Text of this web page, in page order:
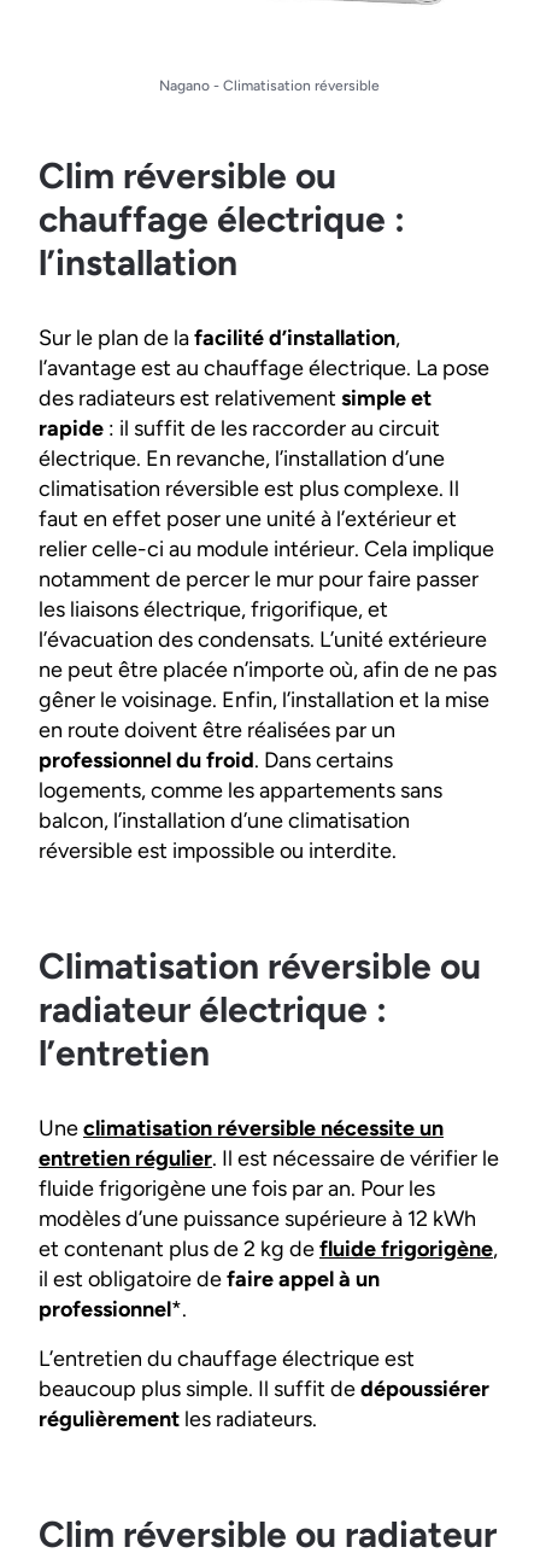
Nagano - Climatisation réversible
Clim réversible ou
chauffage électrique :
l’installation
Sur le plan de lafacilité d’installation,
l’avantage est au chauffage électrique. La pose
des radiateurs est relativement simple et
rapide : il suffit de les raccorder au circuit
électrique. En revanche, l’installation d’une
climatisation réversible est plus complexe. Il
faut en effet poser une unité à l’extérieur et
relier celle-ci au module intérieur. Cela implique
notamment de percer le mur pour faire passer
les liaisons électrique, frigorifique, et
l’évacuation des condensats. L’unité extérieure
ne peut être placée n’importe où, afin de ne pas
gêner le voisinage. Enfin, l’installation et la mise
en route doivent être réalisées par un
professionnel du froid. Dans certains
logements, comme les appartements sans
balcon, l’installation d’une climatisation
réversible est impossible ou interdite.
Climatisation réversible ou
radiateur électrique :
l’entretien
Uneclimatisation réversible nécessite un
entretien régulier. Il est nécessaire de vérifier le
fluide frigorigène une fois par an. Pour les
modèles d’une puissance supérieure à 12 kWh
et contenant plus de 2 kg defluide frigorigène,
il est obligatoire defaire appel à un
professionnel*.
L’entretien du chauffage électrique est
beaucoup plus simple. Il suffit dedépoussiérer
régulièrement les radiateurs.
Clim réversible ou radiateur